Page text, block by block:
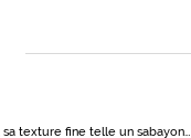
texture fine telle un sabayon…